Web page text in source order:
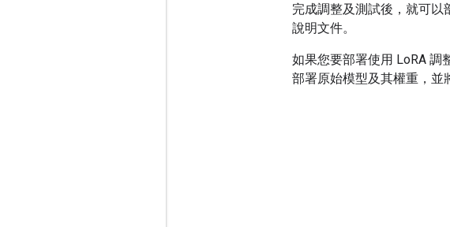
完成調整及測試後，就可以
說明文件。
如果您要部署使用 LoRA 調
部署原始模型及其權重，並